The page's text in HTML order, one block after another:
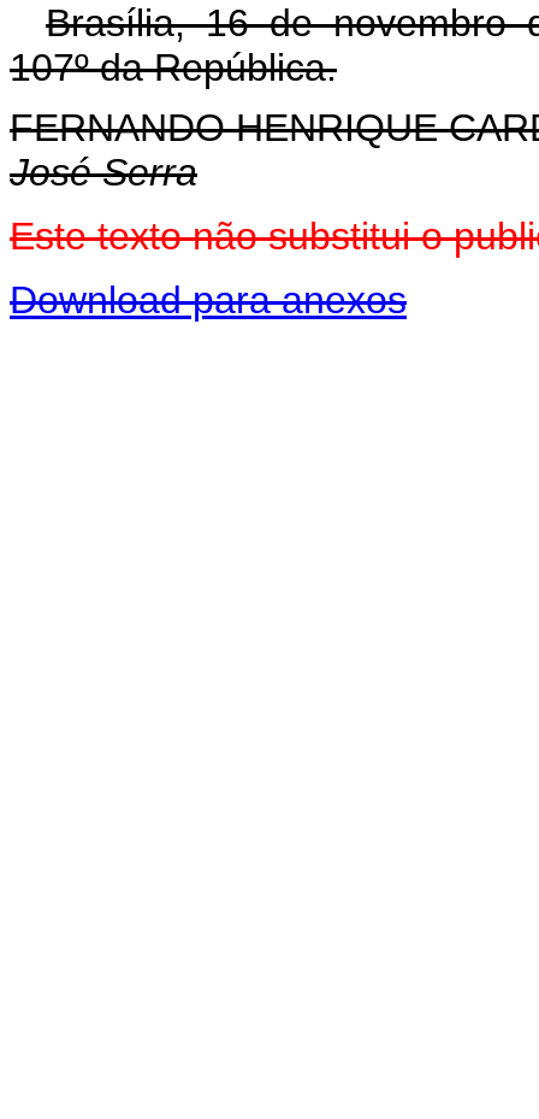
Brasília, 16 de novembro
107º da República.
FERNANDO HENRIQUE
José Serra
Este texto não substitui o
Download para anexos